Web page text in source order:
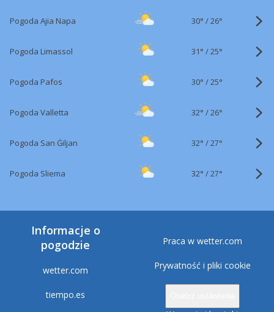
Pogoda Ajia Napa 30° /26°
Pogoda Limassol 31° /25°
Pogoda Pafos 30° /25°
Pogoda Valletta 32° /26°
Pogoda San Ġiljan 32° /27°
Pogoda Sliema 32° /27°
Informacje o
pogodzie
wetter.com
tiempo.es
Praca w wetter.com
Prywatność i pliki cookie